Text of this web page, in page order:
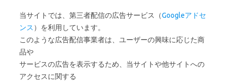
当サイトでは、第三者配信の広告サービス（Googleアドセ
ンス ）を利用しています。
このような広告配信事業者は、ユーザーの興味に応じた商
品や
サービスの広告を表示するため、当サイトや他サイトへの
アクセスに関する